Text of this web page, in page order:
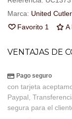
Marca: United
Favorito 1 A
VENTAJAS DE
Pago seguro
con tarjeta
Paypal,
segura para el